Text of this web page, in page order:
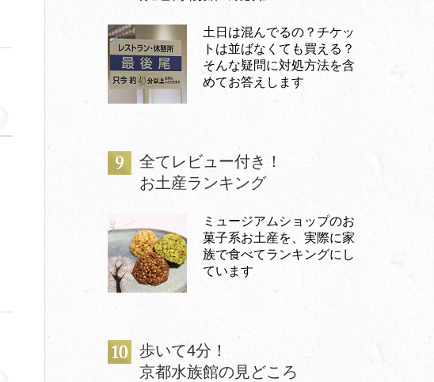
土日は混んでるの？チケッ
トは並ばなくても買える？
そんな疑問に対処方法を含
めてお答えします
全てレビュー付き！
お土産ランキング
ミュージアムショップのお
菓子系お土産を、実際に家
族で食べてランキングにし
ています
歩いて4分！
京都水族館の見どころ